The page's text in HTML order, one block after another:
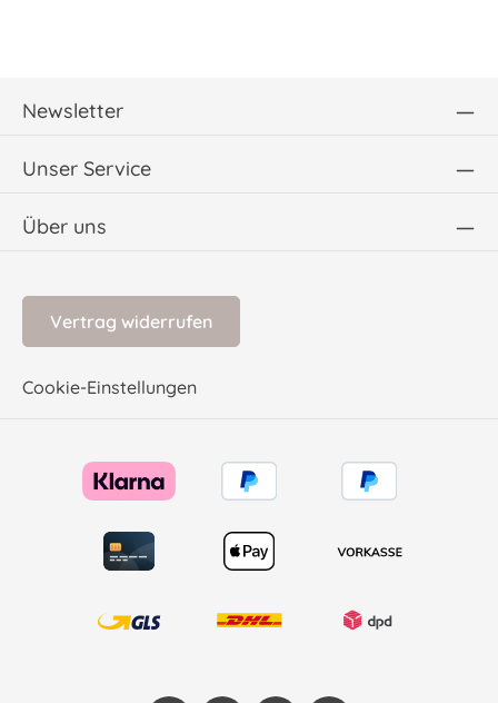
Newsletter
Unser Service
Über uns
Vertrag widerrufen
Cookie-Einstellungen